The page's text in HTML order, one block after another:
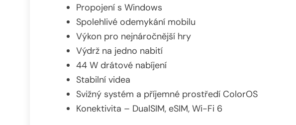
Propojení s Windows
Spolehlivé odemykání mobilu
Výkon pro nejnáročnější hry
Výdrž na jedno nabití
44 W drátové nabíjení
Stabilní videa
Svižný systém a příjemné prostředí ColorOS
Konektivita – DualSIM, eSIM, Wi-Fi 6